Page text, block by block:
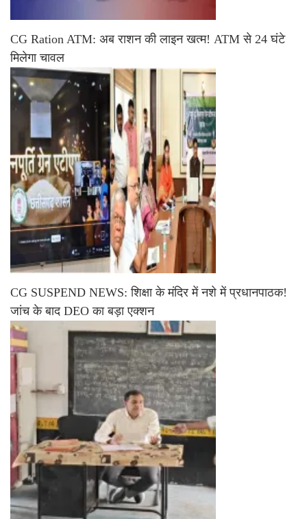
CG Ration ATM: अब राशन की लाइन खत्म! ATM से 24 घंटे
मिलेगा चावल
CG SUSPEND NEWS: शिक्षा के मंदिर में नशे में प्रधानपाठक!
जांच के बाद DEO का बड़ा एक्शन